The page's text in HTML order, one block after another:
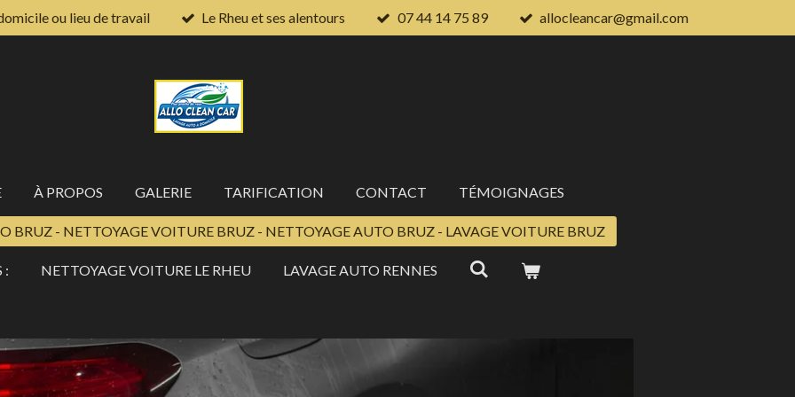
ou lieu de travail Le Rheu et ses alentours 07 44 14 75 89 allocleancar@gmail.com
À PROPOS GALERIE TARIFICATION CONTACT TÉMOIGNAGES
BRUZ - NETTOYAGE VOITURE BRUZ - NETTOYAGE AUTO BRUZ - LAVAGE VOITURE BRUZ
: NETTOYAGE VOITURE LE RHEU LAVAGE AUTO RENNES